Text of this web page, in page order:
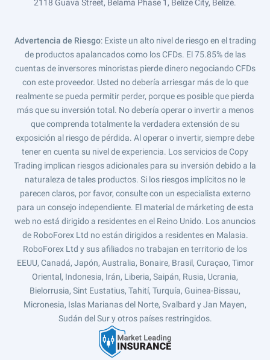
2118 Guava Street, Belama Phase 1, Belize City, Belize.
Advertencia de Riesgo: Existe un alto nivel de riesgo en el trading
de productos apalancados como los CFDs. El 75.85% de las
cuentas de inversores minoristas pierde dinero negociando CFDs
con este proveedor. Usted no debería arriesgar más de lo que
realmente se pueda permitir perder, porque es posible que pierda
más que su inversión total. No debería operar o invertir a menos
que comprenda totalmente la verdadera extensión de su
exposición al riesgo de pérdida. Al operar o invertir, siempre debe
tener en cuenta su nivel de experiencia. Los servicios de Copy
Trading implican riesgos adicionales para su inversión debido a la
naturaleza de tales productos. Si los riesgos implícitos no le
parecen claros, por favor, consulte con un especialista externo
para un consejo independiente. El material de márketing de esta
web no está dirigido a residentes en el Reino Unido. Los anuncios
de RoboForex Ltd no están dirigidos a residentes en Malasia.
RoboForex Ltd y sus afiliados no trabajan en territorio de los
EEUU, Canadá, Japón, Australia, Bonaire, Brasil, Curaçao, Timor
Oriental, Indonesia, Irán, Liberia, Saipán, Rusia, Ucrania,
Bielorrusia, Sint Eustatius, Tahití, Turquía, Guinea-Bissau,
Micronesia, Islas Marianas del Norte, Svalbard y Jan Mayen,
Sudán del Sur y otros países restringidos.